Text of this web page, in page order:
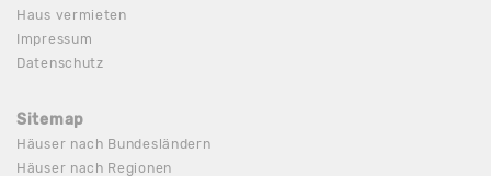
Haus vermieten
Impressum
Datenschutz
Sitemap
Häuser nach Bundesländern
Häuser nach Regionen